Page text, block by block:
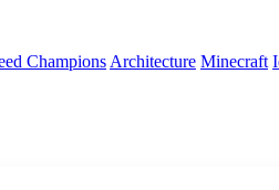
Champions Architecture Minecraft